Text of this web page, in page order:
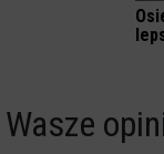
Wasze